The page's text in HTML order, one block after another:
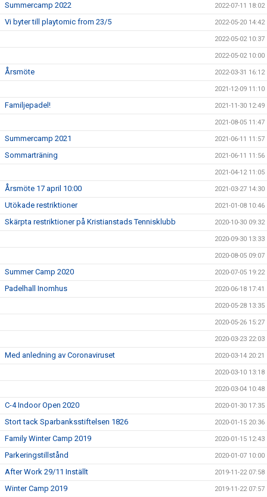
Summercamp 2022 2022-07-11 18:02
Vi byter till playtomic from 23/5 2022-05-20 14:42
2022-05-02 10:37
2022-05-02 10:00
Årsmöte 2022-03-31 16:12
2021-12-09 11:10
Familjepadel! 2021-11-30 12:49
2021-08-05 11:47
Summercamp 2021 2021-06-11 11:57
Sommarträning 2021-06-11 11:56
2021-04-12 11:05
Årsmöte 17 april 10:00 2021-03-27 14:30
Utökade restriktioner 2021-01-08 10:46
Skärpta restriktioner på Kristianstads Tennisklubb 2020-10-30 09:32
2020-09-30 13:33
2020-08-05 09:07
Summer Camp 2020 2020-07-05 19:22
Padelhall Inomhus 2020-06-18 17:41
2020-05-28 13:35
2020-05-26 15:27
2020-03-23 22:03
Med anledning av Coronaviruset 2020-03-14 20:21
2020-03-10 13:18
2020-03-04 10:48
C-4 Indoor Open 2020 2020-01-30 17:35
Stort tack Sparbanksstiftelsen 1826 2020-01-15 20:36
Family Winter Camp 2019 2020-01-15 12:43
Parkeringstillstånd 2020-01-07 10:00
After Work 29/11 Inställt 2019-11-22 07:58
Winter Camp 2019 2019-11-22 07:57